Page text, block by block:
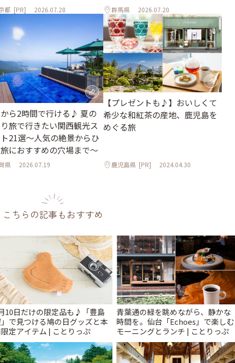
都 [PR] 2026.07.28 群馬県 2026.07.20
ら2時間で行ける♪ 夏の
旅で行きたい関西観光ス
21選～人気の絶景からひ
におすすめの穴場まで～
県 2026.07.19
【プレゼントも♪】おいしくて
希少な和紅茶の産地、鹿児島を
めぐる旅
鹿児島県[PR] 2024.04.30
こちらの記事もおすすめ
10日だけの限定品も♪「豊島
で見つける鳩の日グッズと本
定アイテム | ことりっぷ
青葉通の緑を眺めながら、静かな
時間を。仙台「Echoes」で楽しむ
モーニングとランチ | ことりっぷ